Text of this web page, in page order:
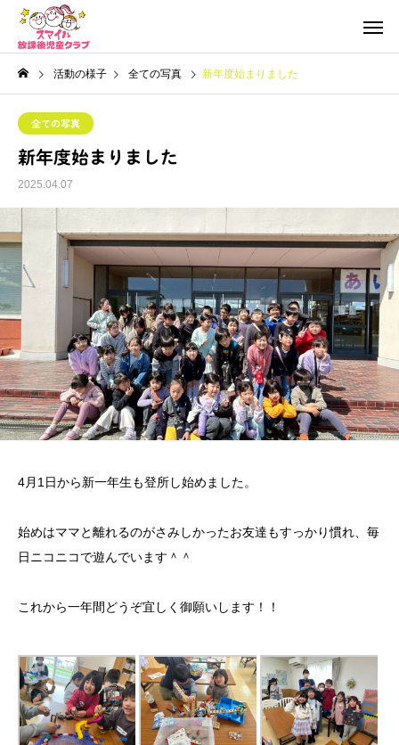
活動の様子 全ての写真 新年度始まりました
全ての写真
新年度始まりました
2025.04.07
4月1日から新一年生も登所し始めました。
始めはママと離れるのがさみしかったお友達もすっかり慣れ、毎
日ニコニコで遊んでいます＾＾
これから一年間どうぞ宜しく御願いします！！